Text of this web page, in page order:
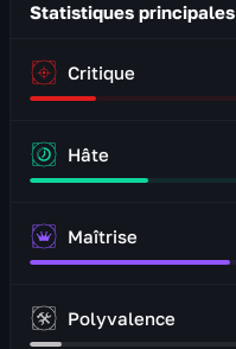
Statistiques principales
Critique
Hâte
Maîtrise
Polyvalence